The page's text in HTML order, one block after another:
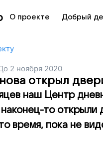
О проекте Добрый
2 ноября 2020
открыл
наш Центр
то открыли
время, пока не